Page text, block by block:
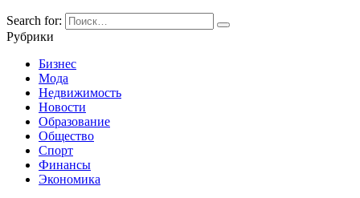
Search for:
Рубрики
Бизнес
Мода
Недвижимость
Новости
Образование
Общество
Спорт
Финансы
Экономика